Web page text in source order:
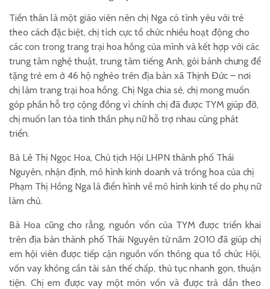
Tiền thân là một giáo viên nên chị Nga có tình yêu với trẻ
theo cách đặc biệt, chị tích cực tổ chức nhiều hoạt động cho
các con trong trang trại hoa hồng của mình và kết hợp với các
trung tâm nghệ thuật, trung tâm tiếng Anh, gói bánh chưng để
tặng trẻ em ở 46 hộ nghèo trên địa bàn xã Thịnh Đức – nơi
chị làm trang trại hoa hồng. Chị Nga chia sẻ, chị mong muốn
góp phần hỗ trợ cộng đồng vì chính chị đã được TYM giúp đỡ,
chị muốn lan tỏa tinh thần phụ nữ hỗ trợ nhau cùng phát
triển.
Bà Lê Thị Ngọc Hoa, Chủ tịch Hội LHPN thành phố Thái
Nguyên, nhận định, mô hình kinh doanh và trồng hoa của chị
Phạm Thị Hồng Nga là điển hình về mô hình kinh tế do phụ nữ
làm chủ.
Bà Hoa cũng cho rằng, nguồn vốn của TYM được triển khai
trên địa bàn thành phố Thái Nguyên từ năm 2010 đã giúp chị
em hội viên được tiếp cận nguồn vốn thông qua tổ chức Hội,
vốn vay không cần tài sản thế chấp, thủ tục nhanh gọn, thuận
tiện. Chị em được vay một món vốn và được trả dần theo